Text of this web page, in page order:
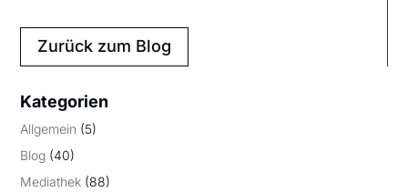
Zurück zum Blog
Kategorien
Allgemein (5)
Blog (40)
Mediathek (88)